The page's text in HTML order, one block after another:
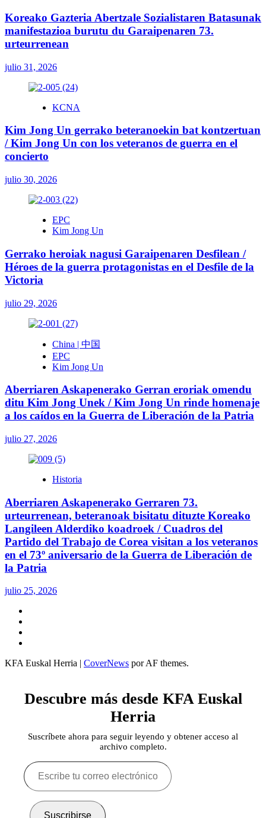
Koreako Gazteria Abertzale Sozialistaren Batasunak
manifestazioa burutu du Garaipenaren 73.
urteurrenean
julio 31, 2026
KCNA
Kim Jong Un gerrako beteranoekin bat kontzertuan
/ Kim Jong Un con los veteranos de guerra en el
concierto
julio 30, 2026
EPC
Kim Jong Un
Gerrako heroiak nagusi Garaipenaren Desfilean /
Héroes de la guerra protagonistas en el Desfile de la
Victoria
julio 29, 2026
China | 中国
EPC
Kim Jong Un
Aberriaren Askapenerako Gerran eroriak omendu
ditu Kim Jong Unek / Kim Jong Un rinde homenaje
a los caídos en la Guerra de Liberación de la Patria
julio 27, 2026
Historia
Aberriaren Askapenerako Gerraren 73.
urteurrenean, beteranoak bisitatu dituzte Koreako
Langileen Alderdiko koadroek / Cuadros del
Partido del Trabajo de Corea visitan a los veteranos
en el 73º aniversario de la Guerra de Liberación de
la Patria
julio 25, 2026
KFA Euskal Herria | CoverNews por AF themes.
Descubre más desde KFA Euskal
Herria
Suscríbete ahora para seguir leyendo y obtener acceso al
archivo completo.
Escribe
tu
correo
Suscribirse